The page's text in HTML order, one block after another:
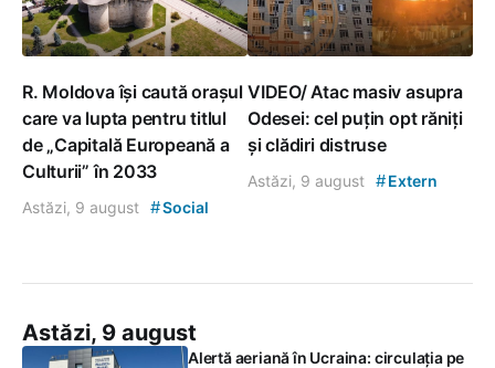
R. Moldova își caută orașul
care va lupta pentru titlul
de „Capitală Europeană a
Culturii” în 2033
Astăzi, 9 august #Social
VIDEO/ Atac masiv asupra
Odesei: cel puțin opt răniți
și clădiri distruse
Astăzi, 9 august #Extern
Astăzi, 9 august
Alertă aeriană în Ucraina: circulația pe